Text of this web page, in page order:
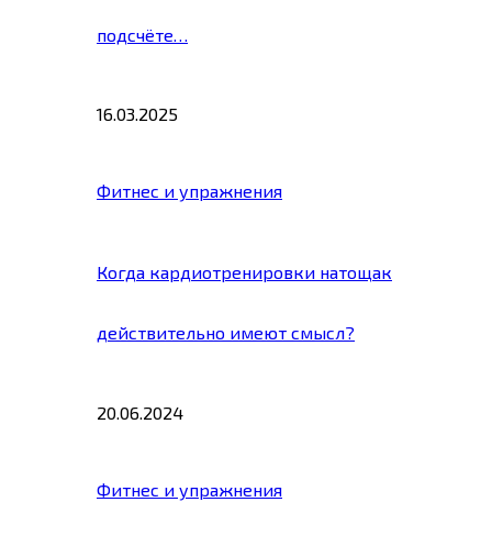
подсчёте…
16.03.2025
Фитнес и упражнения
Когда кардиотренировки натощак
действительно имеют смысл?
20.06.2024
Фитнес и упражнения